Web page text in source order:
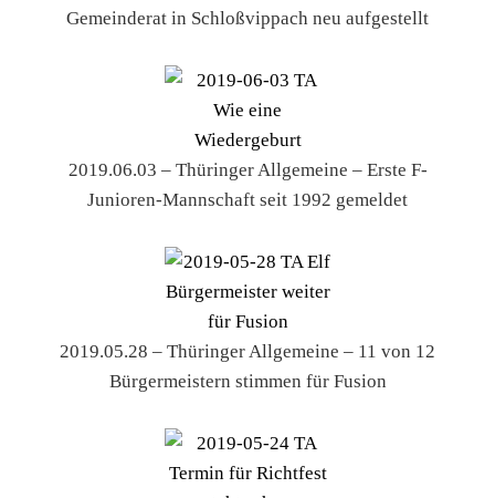
Gemeinderat in Schloßvippach neu aufgestellt
2019.06.03 – Thüringer Allgemeine – Erste F-
Junioren-Mannschaft seit 1992 gemeldet
2019.05.28 – Thüringer Allgemeine – 11 von 12
Bürgermeistern stimmen für Fusion